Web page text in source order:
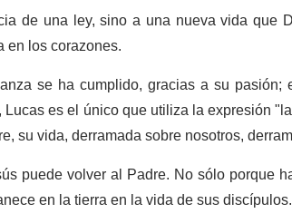
de una ley, sino a una nueva vida que
en los corazones.
se ha cumplido, gracias a su
es el único que utiliza la expresión
su vida, derramada sobre nosotros,
puede volver al Padre. No sólo porque
en la tierra en la vida de sus discípulos.